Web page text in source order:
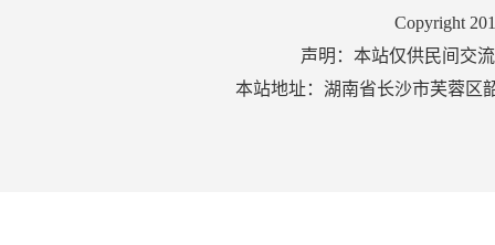
Copyright
声明：本站仅供民间交
本站地址：湖南省长沙市芙蓉区